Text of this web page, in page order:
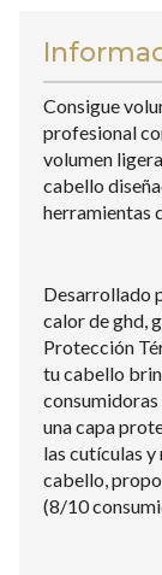
Consigue
profesional
volumen
cabello
herramientas
Desarrollado
calor de ghd,
Protección
tu cabello
una capa
las cutículas
cabello,
(8/10